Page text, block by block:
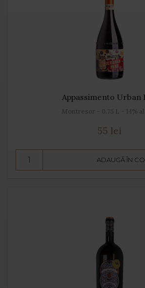
Appassimento Urban
Montresor - 0.75 L - 14%
55 lei
ADAUGĂ ÎN